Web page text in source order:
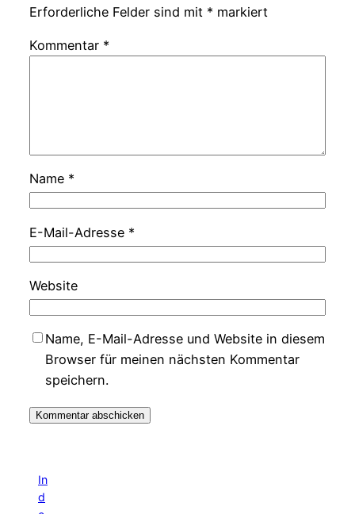
Erforderliche Felder sind mit * markiert
Kommentar *
Name *
E-Mail-Adresse *
Website
Name, E-Mail-Adresse und Website in diesem
Browser für meinen nächsten Kommentar
speichern.
In
d